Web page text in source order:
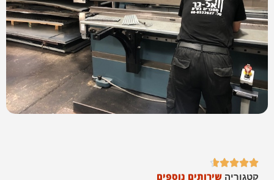





קטגוריה שירותים נוספים